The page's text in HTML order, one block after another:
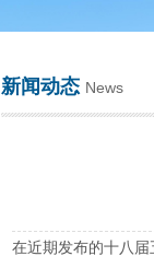
新闻动态 News
在近期发布的十八